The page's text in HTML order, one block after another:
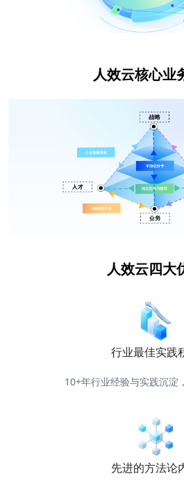
人效云核心业
人效云四大
行业最佳实践
10+年行业经验与实践沉淀
先进的方法论